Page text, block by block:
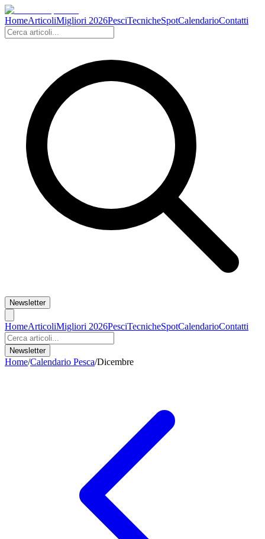
HomeArticoliMigliori 2026PesciTecnicheSpotCalendarioContatti
Newsletter
HomeArticoliMigliori 2026PesciTecnicheSpotCalendarioContatti
Newsletter
Home/Calendario Pesca/Dicembre